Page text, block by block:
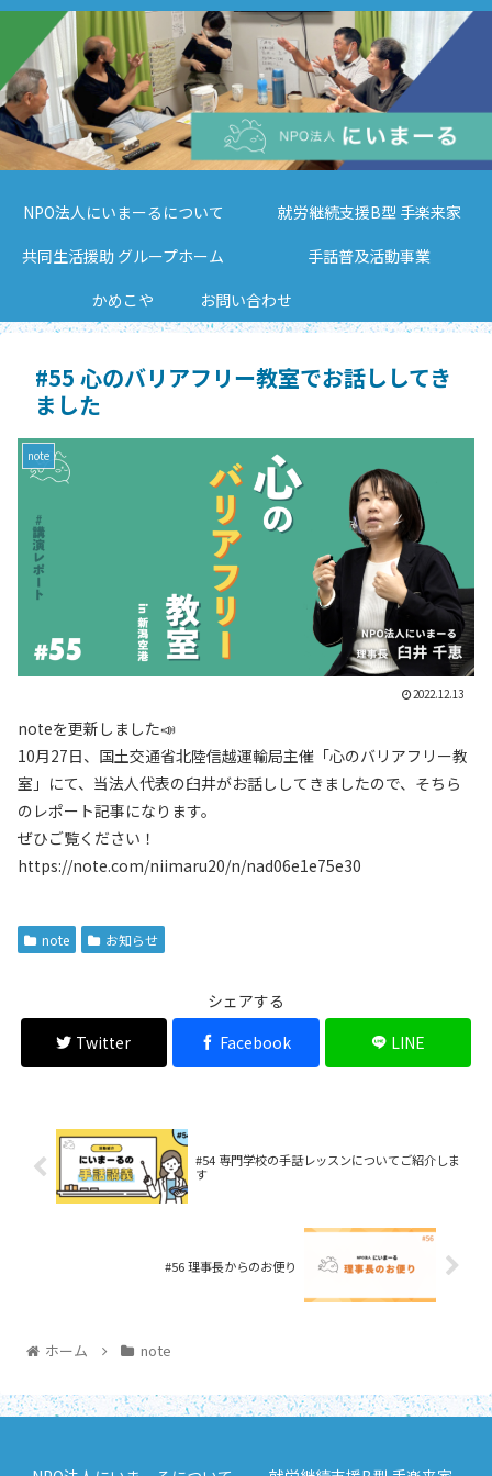
NPO法人にいまーるについて
就労継続支援B型 手楽来家
共同生活援助 グループホーム
かめこや
手話普及活動事業
お問い合わせ
#55 心のバリアフリー教室でお話ししてき
ました
note
2022.12.13
noteを更新しました📣
10月27日、国土交通省北陸信越運輸局主催「心のバリアフリー教
室」にて、当法人代表の臼井がお話ししてきましたので、そちら
のレポート記事になります。
ぜひご覧ください！
https://note.com/niimaru20/n/nad06e1e75e30
note お知らせ
シェアする
Twitter
Facebook LINE
#54 専門学校の手話レッスンについてご紹介しま
す
#56 理事長からのお便り
ホーム note